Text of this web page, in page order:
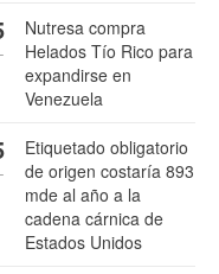
Nutresa compra
Helados Tío Rico para
expandirse en
Venezuela
Etiquetado obligatorio
de origen costaría 893
mde al año a la
cadena cárnica de
Estados Unidos